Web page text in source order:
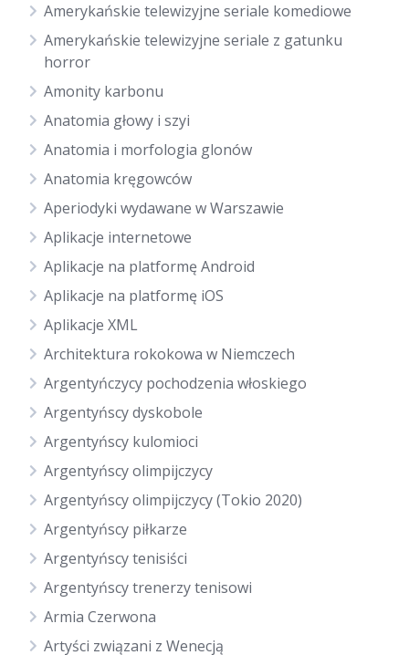
Amerykańskie telewizyjne seriale komediowe
Amerykańskie telewizyjne seriale z gatunku
horror
Amonity karbonu
Anatomia głowy i szyi
Anatomia i morfologia glonów
Anatomia kręgowców
Aperiodyki wydawane w Warszawie
Aplikacje internetowe
Aplikacje na platformę Android
Aplikacje na platformę iOS
Aplikacje XML
Architektura rokokowa w Niemczech
Argentyńczycy pochodzenia włoskiego
Argentyńscy dyskobole
Argentyńscy kulomioci
Argentyńscy olimpijczycy
Argentyńscy olimpijczycy (Tokio 2020)
Argentyńscy piłkarze
Argentyńscy tenisiści
Argentyńscy trenerzy tenisowi
Armia Czerwona
Artyści związani z Wenecją